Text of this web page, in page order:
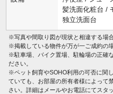
髪洗面化粧台 /
独立洗面台
※写真や間取り図が現状と相違する場
※掲載している物件が万が一ご成約の
※駐車場、バイク置場、駐輪場の正確
ださい。
※ペット飼育やSOHO利用の可否に関
ていても、お部屋の所有者様によって
さい。詳細はメールやお電話にてスタ